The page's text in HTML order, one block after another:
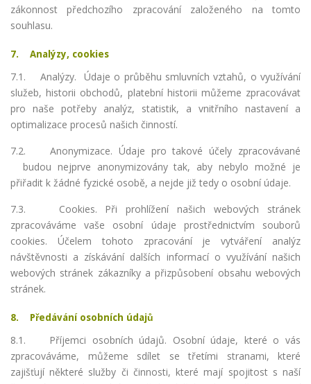
zákonnost předchozího zpracování založeného na tomto
souhlasu.
7. Analýzy, cookies
7.1. Analýzy. Údaje o průběhu smluvních vztahů, o využívání
služeb, historii obchodů, platební historii můžeme zpracovávat
pro naše potřeby analýz, statistik, a vnitřního nastavení a
optimalizace procesů našich činností.
7.2. Anonymizace. Údaje pro takové účely zpracovávané
budou nejprve anonymizovány tak, aby nebylo možné je
přiřadit k žádné fyzické osobě, a nejde již tedy o osobní údaje.
7.3. Cookies. Při prohlížení našich webových stránek
zpracováváme vaše osobní údaje prostřednictvím souborů
cookies. Účelem tohoto zpracování je vytváření analýz
návštěvnosti a získávání dalších informací o využívání našich
webových stránek zákazníky a přizpůsobení obsahu webových
stránek.
8. Předávání osobních údajů
8.1.
Příjemci osobních údajů. Osobní údaje, které o vás
zpracováváme, můžeme sdílet se třetími stranami, které
zajišťují některé služby či činnosti, které mají spojitost s naší